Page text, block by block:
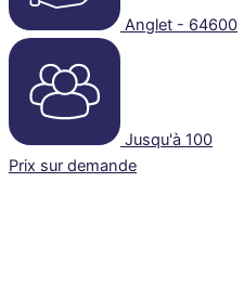
Anglet - 64600
Jusqu'à 100
Prix sur demande